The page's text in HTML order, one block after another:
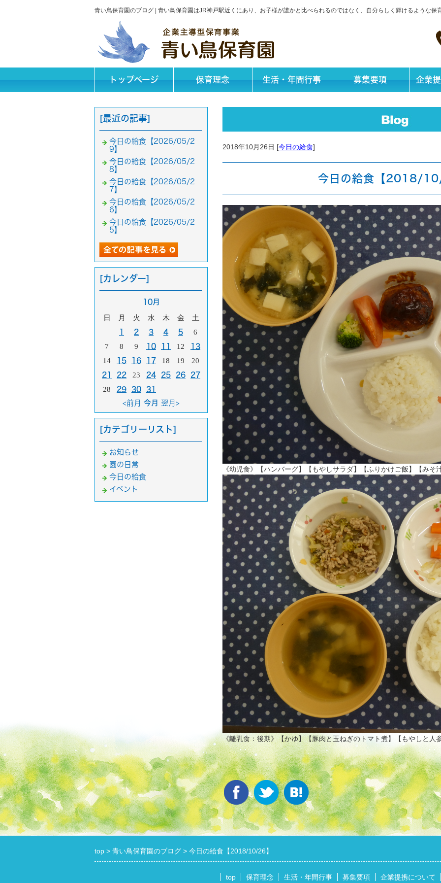
青い鳥保育園のブログ | 青い鳥保育園はJR神戸駅近くにあり、お子様が誰かと比べられるのではなく、自分らしく輝けるような保
トップページ 保育理念 生活・年間行事 募集要項 企業
2018年10月26日 [今日の給食]
今日の給食【2018/
《幼児食》【ハンバーグ】【もやしサラダ】【ふりかけご飯】【みそ
《離乳食：後期》【かゆ】【豚肉と玉ねぎのトマト煮】【もやしと人
[最近の記事]
今日の給食【2026/05/2
9】
今日の給食【2026/05/2
8】
今日の給食【2026/05/2
7】
今日の給食【2026/05/2
6】
今日の給食【2026/05/2
5】
[カレンダー]
10月
日 月 火 水 木 金 土
1 2 3 4 5
6
7
8 9 10 11 12 13
14 15 16 17 18 19 20
21 22 23 24 25 26 27
28 29 30
31
<前月 今月 翌月>
[カテゴリーリスト]
お知らせ
園の日常
今日の給食
イベント
top 青い鳥保育園のブログ 今日の給食【2018/10/26】
top 保育理念 生活・年間行事 募集要項 企業提携について